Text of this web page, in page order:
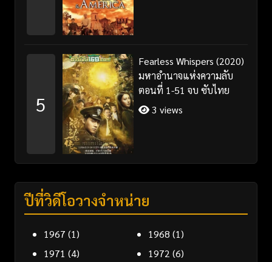
5
Fearless Whispers (2020)
มหาอำนาจแห่งความลับ
ตอนที่ 1-51 จบ ซับไทย
3 views
ปีที่วิดีโอวางจำหน่าย
1967 (1) 1968 (1)
1971 (4) 1972 (6)